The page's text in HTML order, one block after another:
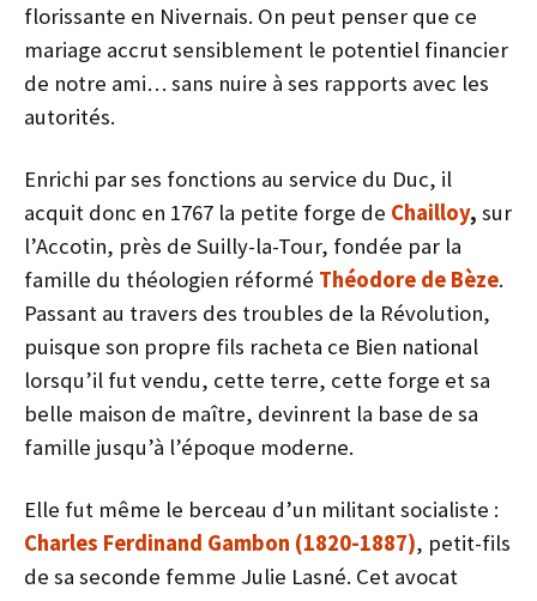
florissante en Nivernais. On peut penser que ce
mariage accrut sensiblement le potentiel financier
de notre ami… sans nuire à ses rapports avec les
autorités.
Enrichi par ses fonctions au service du Duc, il
acquit donc en 1767 la petite forge de Chailloy, sur
l’Accotin, près de Suilly-la-Tour, fondée par la
famille du théologien réformé Théodore de Bèze.
Passant au travers des troubles de la Révolution,
puisque son propre fils racheta ce Bien national
lorsqu’il fut vendu, cette terre, cette forge et sa
belle maison de maître, devinrent la base de sa
famille jusqu’à l’époque moderne.
Elle fut même le berceau d’un militant socialiste :
Charles Ferdinand Gambon (1820-1887), petit-fils
de sa seconde femme Julie Lasné. Cet avocat